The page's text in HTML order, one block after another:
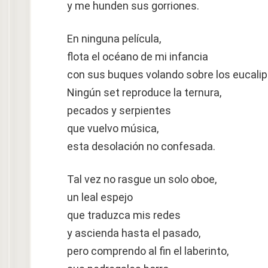
y me hunden sus gorriones.
En ninguna película,
flota el océano de mi infancia
con sus buques volando sobre los
Ningún set reproduce la ternura,
pecados y serpientes
que vuelvo música,
esta desolación no confesada.
Tal vez no rasgue un solo oboe,
un leal espejo
que traduzca mis redes
y ascienda hasta el pasado,
pero comprendo al fin el laberinto,